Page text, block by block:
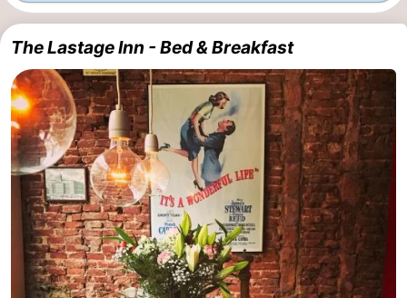
la
Appartements
Chambre
d'hôtes
Chaumières
Het
Amsterdamse
Spaarnwoude
Hôtels
The Lastage Inn - Bed & Breakfast